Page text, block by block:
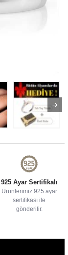
925 Ayar Sertifikalı
Ürünlerimiz 925 ayar
sertifikası ile
gönderilir.